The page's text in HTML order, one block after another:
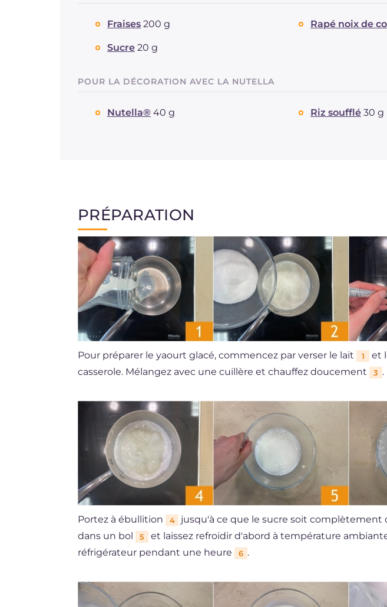
Fraises 200 g Rapé noix de
Sucre 20 g
POUR LA DÉCORATION AVEC LA NUTELLA
Nutella® 40 g Riz soufflé 30 g
PRÉPARATION
Pour préparer le yaourt glacé, commencez par verser le lait 1 et
casserole. Mélangez avec une cuillère et chauffez doucement
3 .
Portez à ébullition 4
jusqu'à ce que le sucre soit complètement
dans un bol
5
et laissez refroidir d'abord à température
réfrigérateur pendant une heure
6 .